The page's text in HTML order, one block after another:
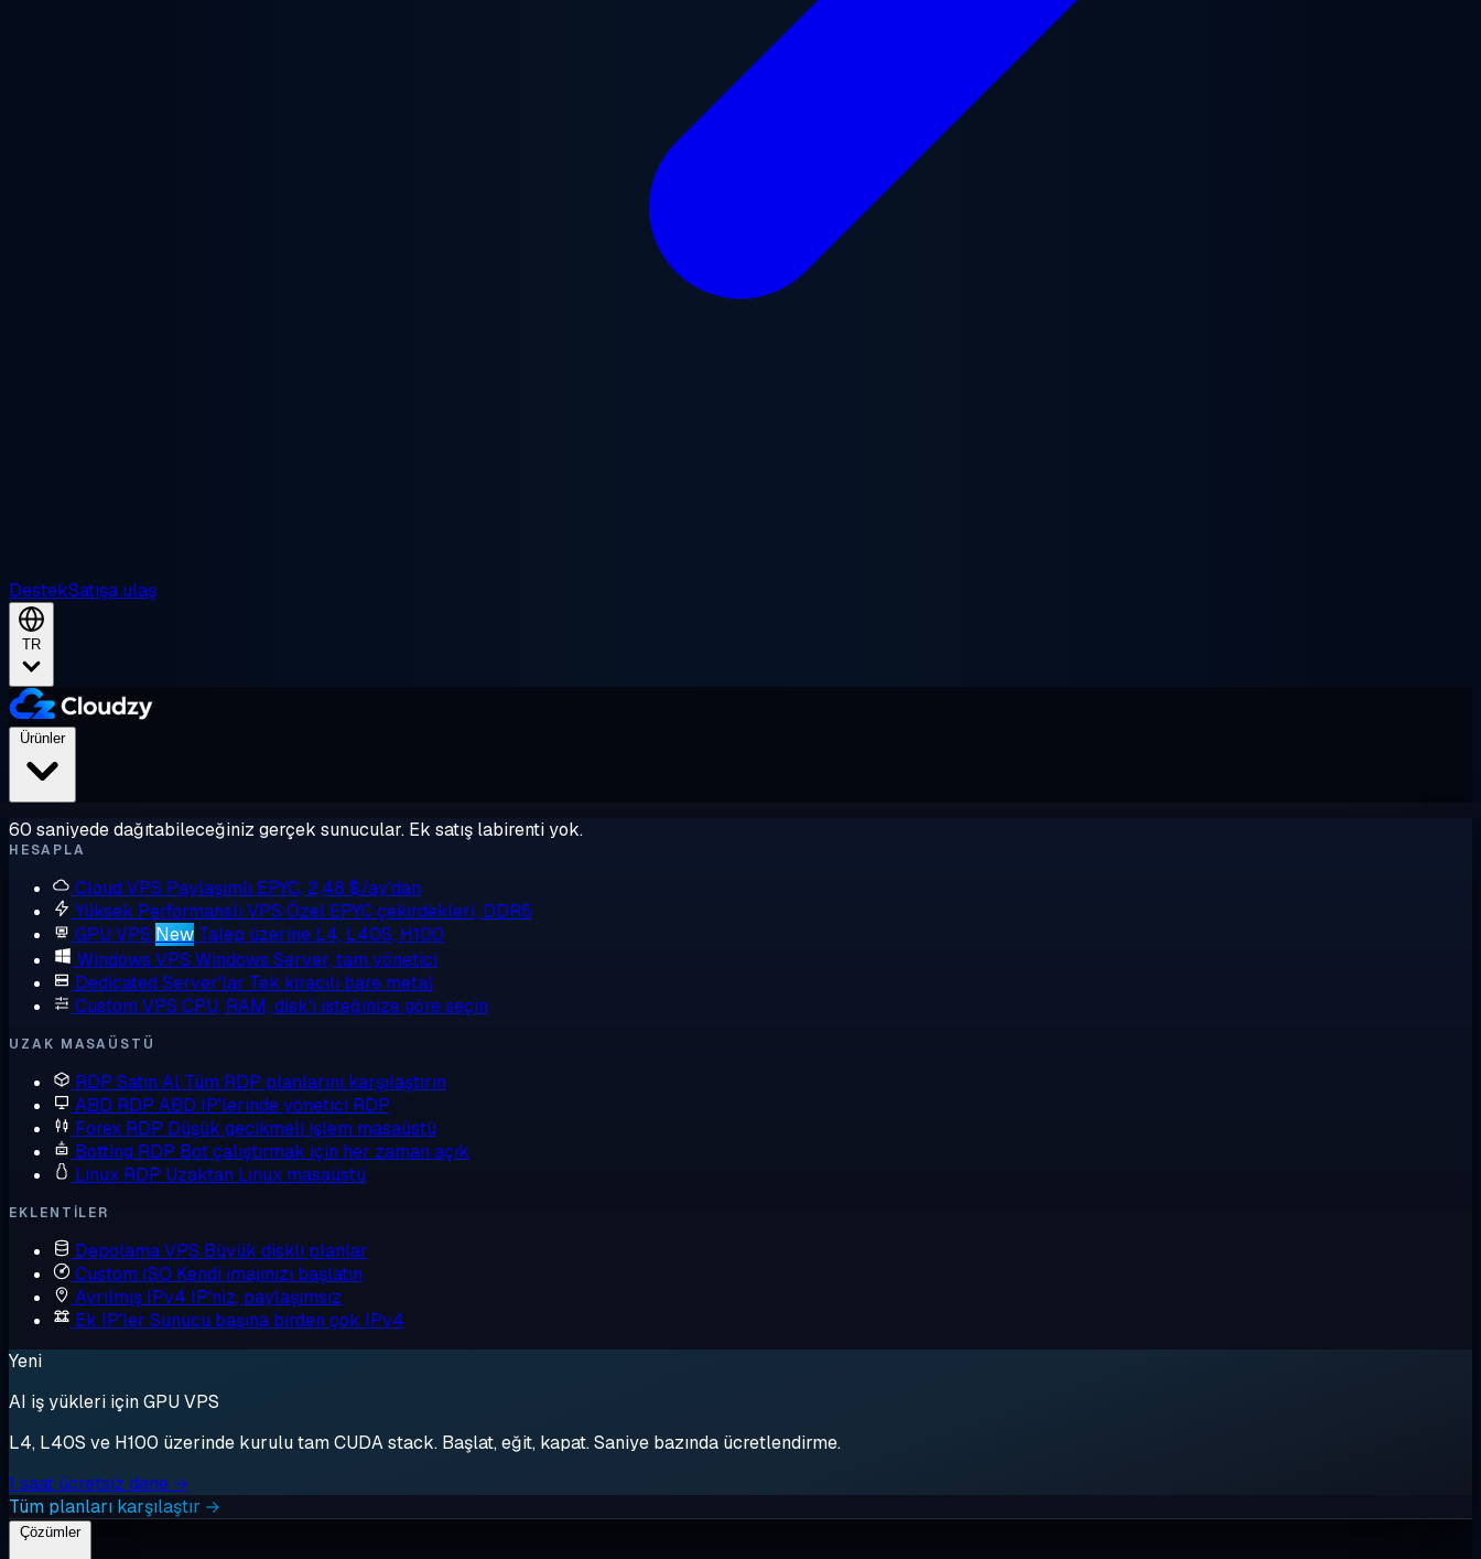
DestekSatışa ulaş
TR
Ürünler
60 saniyede dağıtabileceğiniz gerçek sunucular. Ek satış labirenti yok.
HESAPLA
Cloud VPS Paylaşımlı EPYC, 2,48 $/ay'dan
Yüksek Performanslı VPS Özel EPYC çekirdekleri, DDR5
GPU VPS New Talep üzerine L4, L40S, H100
Windows VPS Windows Server, tam yönetici
Dedicated Server'lar Tek kiracılı bare metal
Custom VPS CPU, RAM, disk'i isteğinize göre seçin
UZAK MASAÜSTÜ
RDP Satın Al Tüm RDP planlarını karşılaştırın
ABD RDP ABD IP'lerinde yönetici RDP
Forex RDP Düşük gecikmeli işlem masaüstü
Botting RDP Bot çalıştırmak için her zaman açık
Linux RDP Uzaktan Linux masaüstü
EKLENTILER
Depolama VPS Büyük diskli planlar
Custom ISO Kendi imajınızı başlatın
Ayrılmış IPv4 IP'niz, paylaşımsız
Ek IP'ler Sunucu başına birden çok IPv4
Yeni
AI iş yükleri için GPU VPS
L4, L40S ve H100 üzerinde kurulu tam CUDA stack. Başlat, eğit, kapat. Saniye bazında ücretlendirme.
1 saat ücretsiz dene →
Tüm planları karşılaştır →
Çözümler